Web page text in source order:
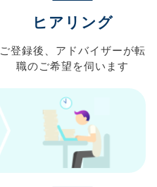
ヒアリング
ご登録後、 アドバイザーが転
職のご希望を伺います